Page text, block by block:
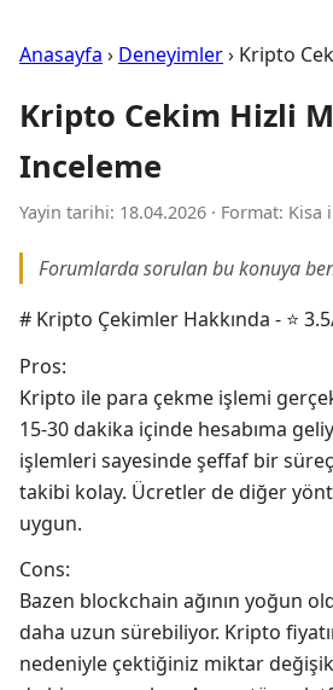
Anasayfa › Deneyimler› Kripto
Kripto Cekim Hizli
Inceleme
Yayin tarihi: 18.04.2026 · Format: Kisa
Forumlarda sorulan bu konuya
# Kripto Çekimler Hakkında - ⭐
Pros:
Kripto ile para çekme işlemi
15-30 dakika içinde hesabıma
işlemleri sayesinde şeffaf bir
takibi kolay. Ücretler de diğer
uygun.
Cons:
Bazen blockchain ağının yoğun
daha uzun sürebiliyor. Kripto
nedeniyle çektiğiniz miktar